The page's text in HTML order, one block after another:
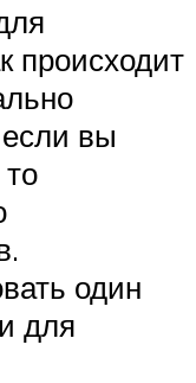
происходит
если вы
один
для